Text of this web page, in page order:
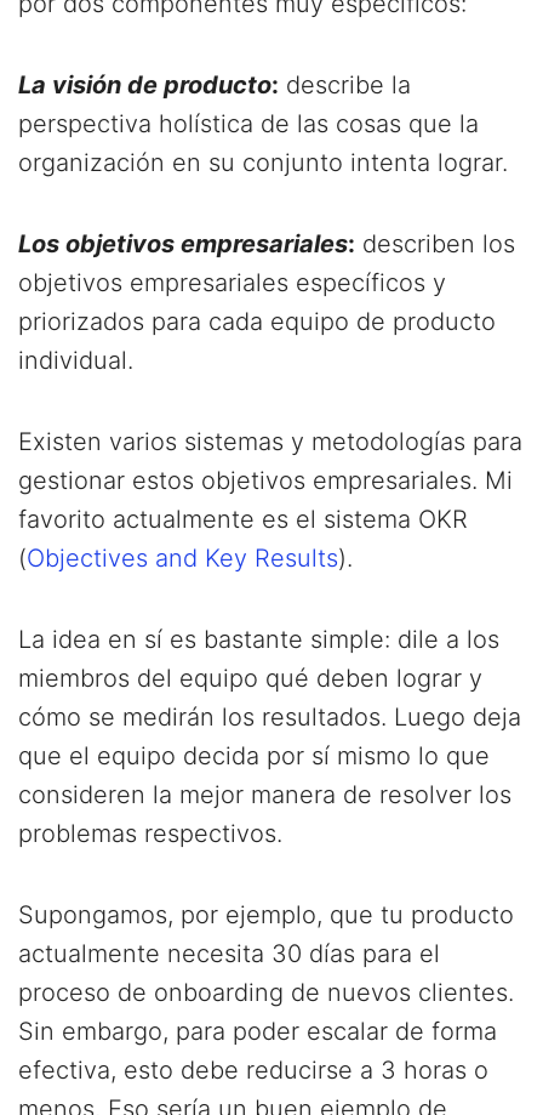
La visión de producto: describe la
perspectiva holística de las cosas que la
organización en su conjunto intenta lograr.
Los objetivos empresariales: describen los
objetivos empresariales específicos y
priorizados para cada equipo de producto
individual.
Existen varios sistemas y metodologías para
gestionar estos objetivos empresariales. Mi
favorito actualmente es el sistema OKR
(Objectives and Key Results).
La idea en sí es bastante simple: dile a los
miembros del equipo qué deben lograr y
cómo se medirán los resultados. Luego deja
que el equipo decida por sí mismo lo que
consideren la mejor manera de resolver los
problemas respectivos.
Supongamos, por ejemplo, que tu producto
actualmente necesita 30 días para el
proceso de onboarding de nuevos clientes.
Sin embargo, para poder escalar de forma
efectiva, esto debe reducirse a 3 horas o
menos. Eso sería un buen ejemplo de